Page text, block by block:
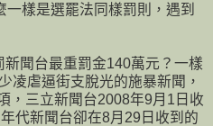
樣是選罷法同樣罰則，遇到
聞台最重罰金140萬元？一樣
凌虐逼街支脫光的施暴新聞，
，三立新聞台2008年9月1日收
代新聞台卻在8月29日收到的